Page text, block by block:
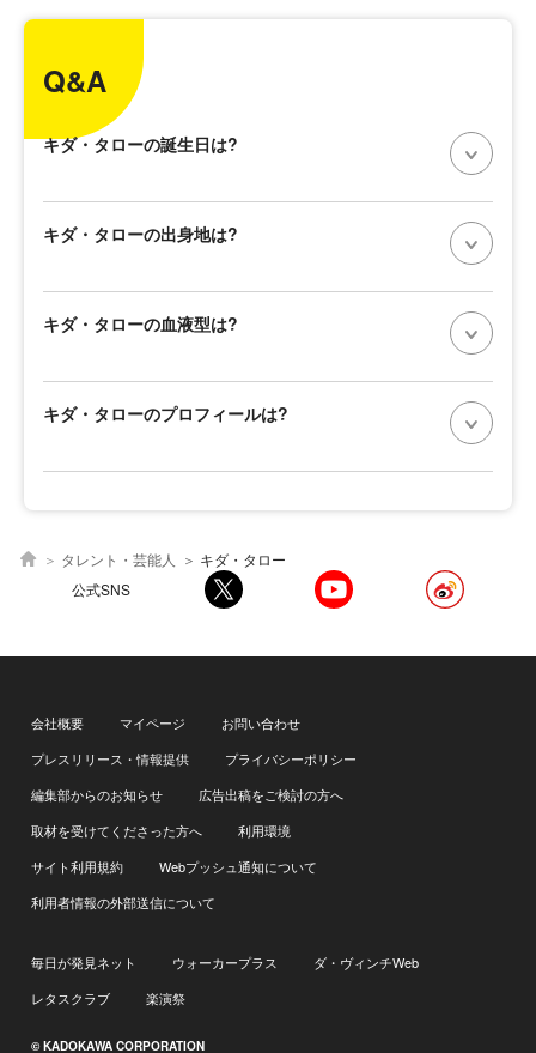
Q&A
キダ・タローの誕生日は?
キダ・タローの出身地は?
キダ・タローの血液型は?
キダ・タローのプロフィールは?
タレント・芸能人
キダ・タロー
公式SNS
会社概要 マイページ
お問い合わせ
プレスリリース・情報提供
プライバシーポリシー
編集部からのお知らせ
広告出稿をご検討の方へ
取材を受けてくださった方へ
利用環境
サイト利用規約
Webプッシュ通知について
利用者情報の外部送信について
毎日が発見ネット ウォーカープラス
ダ・ヴィンチWeb
レタスクラブ
楽演祭
© KADOKAWA CORPORATION